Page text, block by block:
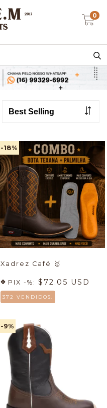
0
-18%
Xadrez Café 🥇
PIX -%: $72.05 USD
372 VENDIDOS.
-9%